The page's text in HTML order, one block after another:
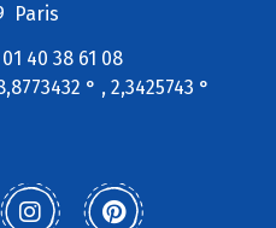
Paris
40 38 61 08
° , 2,3425743 °